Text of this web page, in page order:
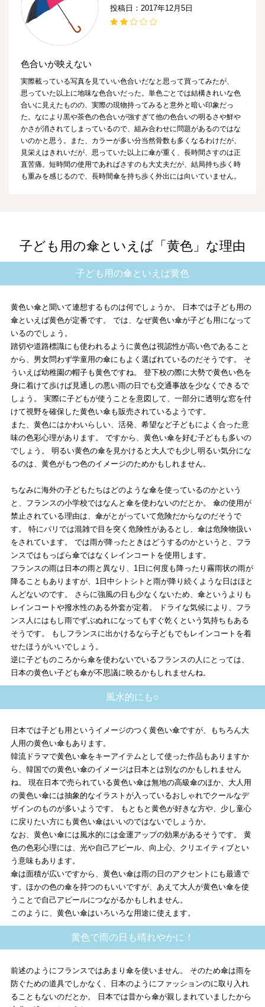
投稿日：2017年12月5日
色合いが映えない
実際載っている写真を見ていい色合いだなと思って買ってみたが、
思っていた以上に地味な色合いだった。単色ごとでは結構きれいな色
合いに見えたものの、実際の現物持ってみると意外と暗い印象だっ
た。なにより黒や茶色の色合いが強すぎて他の色合いの明るさや鮮や
かさが消されてしまっているので、組み合わせに問題があるのではな
いのかと思う。また、カラーが多い分当然骨数も多くなるわけだが、
見栄えはきれいだが、思っていた以上に傘が重く、長時間さすのは正
直苦痛。短時間の使用であればさすのも大丈夫だが、結局持ち歩く時
も重みを感じるので、長時間傘を持ち歩く外出には向いていません。
子ども用の傘といえば「黄色」な理由
子ども用の傘といえば黄色
黄色い傘と聞いて連想するものは何でしょうか。 日本では子ども用の
傘といえば黄色が定番です。 では、なぜ黄色い傘が子ども用になって
いるのでしょう。
踏切や道路標識にも使われるように黄色は視認性が高い色であること
から、男女問わず学童用の傘にもよく選ばれているのだそうです。 そ
ういえば幼稚園の帽子も黄色ですね。 登下校の際に大勢で黄色い色を
身に着けて歩けば見通しの悪い雨の日でも交通事故を少なくできるで
しょう。 実際に子どもが使うことを意図して、一部分に透明な窓を付
けて視野を確保した黄色い傘も販売されているようです。
また、黄色にはかわいらしい、活発、希望など子どもによく合った意
味の色彩心理があります。 ですから、黄色い傘を好む子どもも多いの
でしょう。 明るい黄色の傘を見かけると大人でも少し明るい気分にな
るのは、黄色がもつ色のイメージのためかもしれません。
ちなみに海外の子どもたちはどのような傘を使っているのかという
と、フランスの小学校ではなんと傘を使わないのだとか。 傘の使用が
禁止されている理由は、傘がとがっていて危険だからなのだそうで
す。 特にパリでは混雑で目を突く危険性があるとし、傘は危険物扱い
をされています。 では雨が降ったときはどうするのかというと、フラ
ンスではもっぱら傘ではなくレインコートを使用します。
フランスの雨は日本の雨と異なり、1日に何度も降ったり霧雨状の雨が
降ることもありますが、1日中シトシトと雨が降り続くような日はほと
んどないのです。 さらに強風の日も少なくないため、傘というよりも
レインコートや撥水性のある外套が定着。 ドライな気候により、フラ
ンス人にはもし雨でずぶぬれになってもすぐ乾くという気持ちもある
そうです。 もしフランスに出かけるなら子どもでもレインコートを着
せたほうがいいでしょう。
逆に子どものころから傘を使わないでいるフランスの人にとっては、
日本の黄色い子ども傘が不思議に映るかもしれませんね。
風水的にも○
日本では子ども用というイメージのつく黄色い傘ですが、もちろん大
人用の黄色い傘もあります。
韓流ドラマで黄色い傘をキーアイテムとして使った作品もありますか
ら、韓国での黄色い傘のイメージは日本とは別なのかもしれません
ね。 現在日本で売られている黄色い傘は無地の高級傘のほか、大人用
の黄色い傘には抽象的なイラストが入っているおしゃれでクールなデ
ザインのものが多いようです。 もともと黄色が好きな方や、少し童心
に戻りたい方にも黄色い傘はいいのではないでしょうか。
なお、黄色い傘には風水的には金運アップの効果があるそうです。 黄
色の色彩心理には、光や自己アピール、向上心、クリエイティブとい
う意味もあります。
傘は面積が広いですから、黄色い傘は雨の日のアクセントにも最適で
す。ほかの色の傘を持つのもいいですが、あえて大人が黄色い傘を使
うことで自己アピールにつながるかもしれません。
このように、黄色い傘はいろいろな用途に使えます。
黄色で雨の日も晴れやかに！
前述のようにフランスではあまり傘を使いません。 そのため傘は雨を
防ぐための道具でしかなく、日本のようにファッションのに取り入れ
ることもないのだとか。 日本では昔から傘が親しまれていましたから